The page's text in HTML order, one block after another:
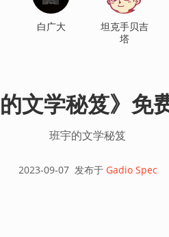
白广大
坦克手贝吉
塔
的文学秘笈》免
班宇的文学秘笈
2023-09-07 发布于 Gadio Spec